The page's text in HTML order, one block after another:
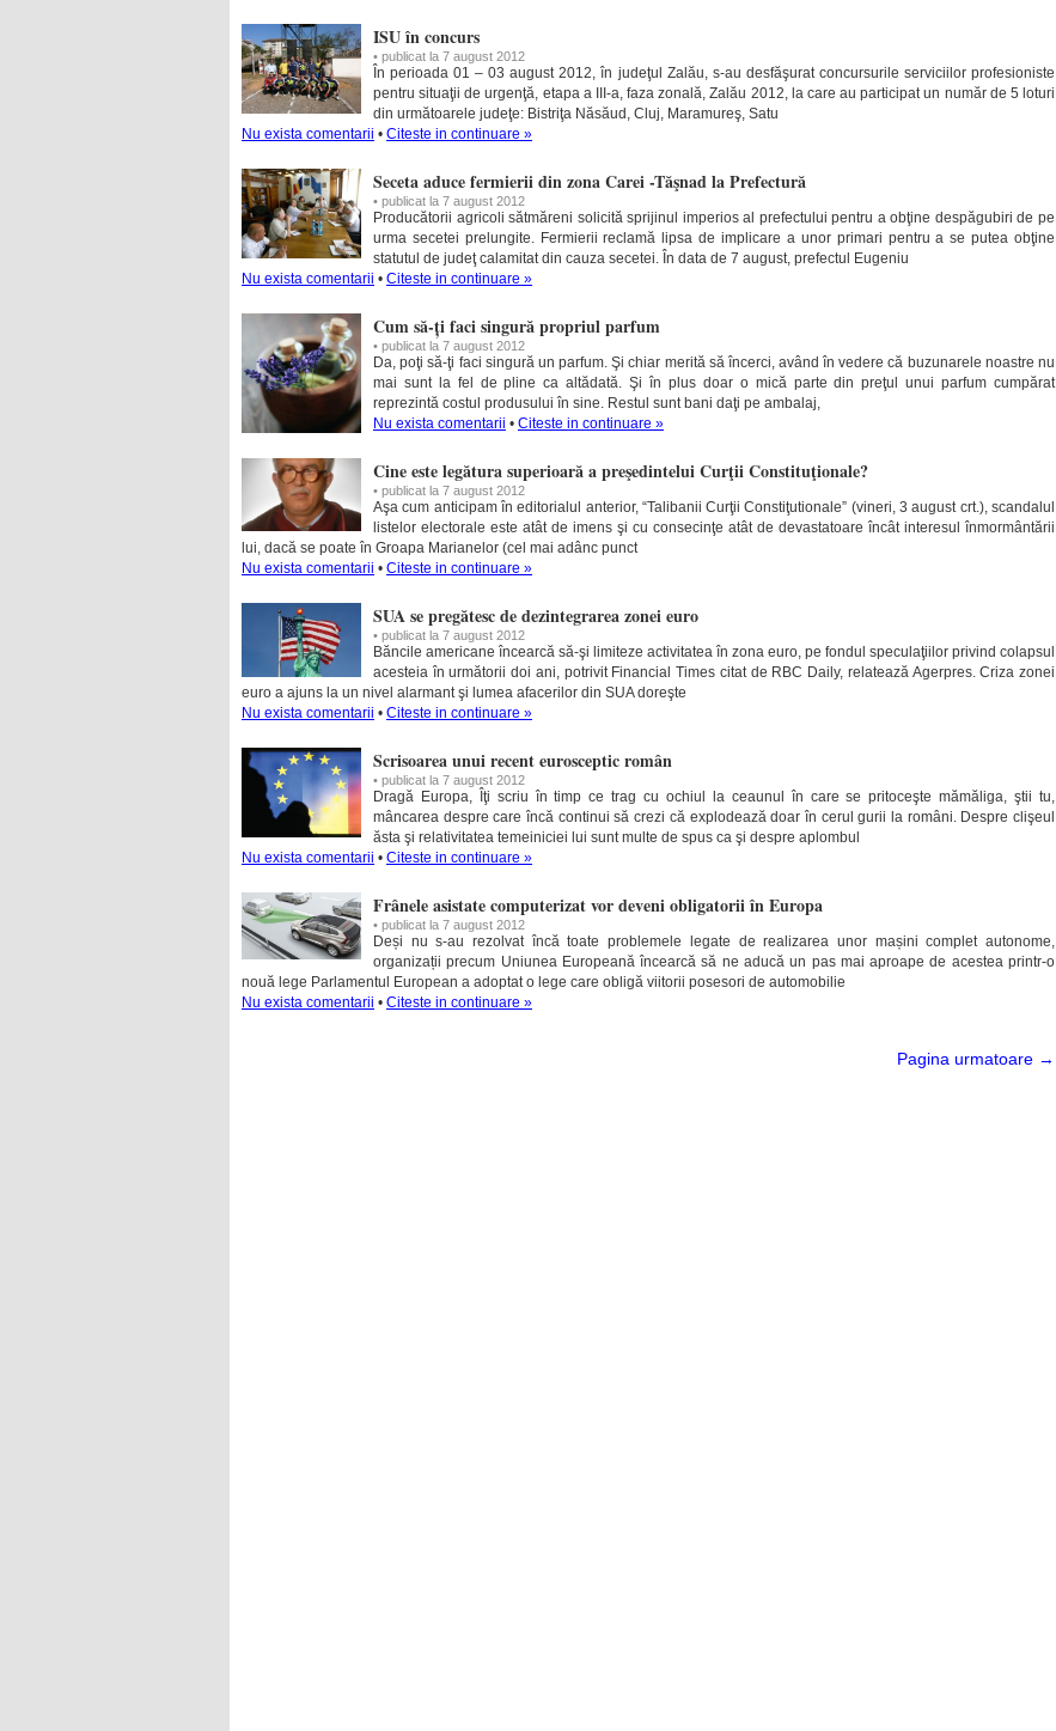
ISU în concurs
• publicat la 7 august 2012
În perioada 01 – 03 august 2012, în judeţul Zalău, s-au desfăşurat concursurile serviciilor profesioniste
pentru situaţii de urgenţă, etapa a III-a, faza zonală, Zalău 2012, la care au participat un număr de 5 loturi
din următoarele judeţe: Bistriţa Năsăud, Cluj, Maramureş, Satu
Nu exista comentarii • Citeste in continuare »
Seceta aduce fermierii din zona Carei -Tăşnad la Prefectură
• publicat la 7 august 2012
Producătorii agricoli sătmăreni solicită sprijinul imperios al prefectului pentru a obţine despăgubiri de pe
urma secetei prelungite. Fermierii reclamă lipsa de implicare a unor primari pentru a se putea obţine
statutul de judeţ calamitat din cauza secetei. În data de 7 august, prefectul Eugeniu
Nu exista comentarii • Citeste in continuare »
Cum să-ți faci singură propriul parfum
• publicat la 7 august 2012
Da, poţi să-ţi faci singură un parfum. Şi chiar merită să încerci, având în vedere că buzunarele noastre nu
mai sunt la fel de pline ca altădată. Şi în plus doar o mică parte din preţul unui parfum cumpărat
reprezintă costul produsului în sine. Restul sunt bani daţi pe ambalaj,
Nu exista comentarii • Citeste in continuare »
Cine este legătura superioară a preşedintelui Curţii Constituţionale?
• publicat la 7 august 2012
Aşa cum anticipam în editorialul anterior, “Talibanii Curţii Constiţutionale” (vineri, 3 august crt.), scandalul
listelor electorale este atât de imens şi cu consecinţe atât de devastatoare încât interesul înmormântării
lui, dacă se poate în Groapa Marianelor (cel mai adânc punct
Nu exista comentarii • Citeste in continuare »
SUA se pregătesc de dezintegrarea zonei euro
• publicat la 7 august 2012
Băncile americane încearcă să-şi limiteze activitatea în zona euro, pe fondul speculaţiilor privind colapsul
acesteia în următorii doi ani, potrivit Financial Times citat de RBC Daily, relatează Agerpres. Criza zonei
euro a ajuns la un nivel alarmant şi lumea afacerilor din SUA doreşte
Nu exista comentarii • Citeste in continuare »
Scrisoarea unui recent eurosceptic român
• publicat la 7 august 2012
Dragă Europa, Îţi scriu în timp ce trag cu ochiul la ceaunul în care se pritoceşte mămăliga, ştii tu,
mâncarea despre care încă continui să crezi că explodează doar în cerul gurii la români. Despre clişeul
ăsta şi relativitatea temeiniciei lui sunt multe de spus ca şi despre aplombul
Nu exista comentarii • Citeste in continuare »
Frânele asistate computerizat vor deveni obligatorii în Europa
• publicat la 7 august 2012
Deși nu s-au rezolvat încă toate problemele legate de realizarea unor mașini complet autonome,
organizații precum Uniunea Europeană încearcă să ne aducă un pas mai aproape de acestea printr-o
nouă lege Parlamentul European a adoptat o lege care obligă viitorii posesori de automobilie
Nu exista comentarii • Citeste in continuare »
Pagina urmatoare →